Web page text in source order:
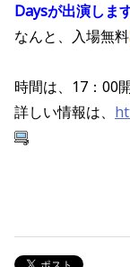
Daysが出演しま
なんと、入場無料
時間は、17：00
詳しい情報は、